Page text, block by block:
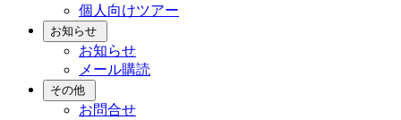
個人向けツアー
お知らせ
お知らせ
メール購読
その他
お問合せ